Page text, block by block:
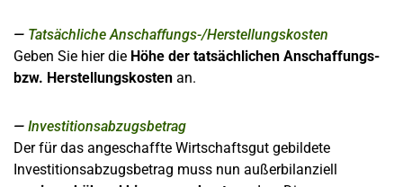
Tatsächliche Anschaffungs-/Herstellungskosten
Geben Sie hier die Höhe der tatsächlichen Anschaffungs-
bzw. Herstellungskosten an.
Investitionsabzugsbetrag
Der für das angeschaffte Wirtschaftsgut gebildete
Investitionsabzugsbetrag muss nun außerbilanziell